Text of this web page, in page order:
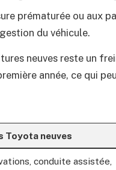
prématurée ou aux
du véhicule.
neuves reste un
année, ce qui
Toyota neuves
conduite assistée,